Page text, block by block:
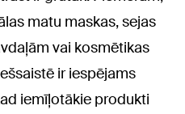
matu maskas, sejas
vai kosmētikas
ir iespējams
iemīļotākie produkti